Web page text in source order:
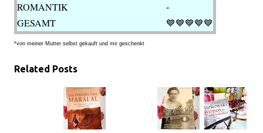
ROMANTIK -
GESAMT 💙💙💙💙💙
*von meiner Mutter selbst gekauft und mir geschenkt
Related Posts